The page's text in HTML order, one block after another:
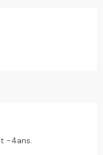
-4ans.